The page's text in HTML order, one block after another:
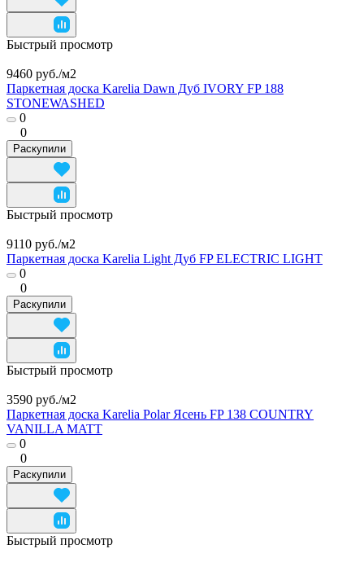
Быстрый просмотр
9460 руб./м2
Паркетная доска Karelia Dawn Дуб IVORY FP 188
STONEWASHED
0
0
Раскупили
Быстрый просмотр
9110 руб./м2
Паркетная доска Karelia Light Дуб FP ELECTRIC LIGHT
0
0
Раскупили
Быстрый просмотр
3590 руб./м2
Паркетная доска Karelia Polar Ясень FP 138 COUNTRY
VANILLA MATT
0
0
Раскупили
Быстрый просмотр